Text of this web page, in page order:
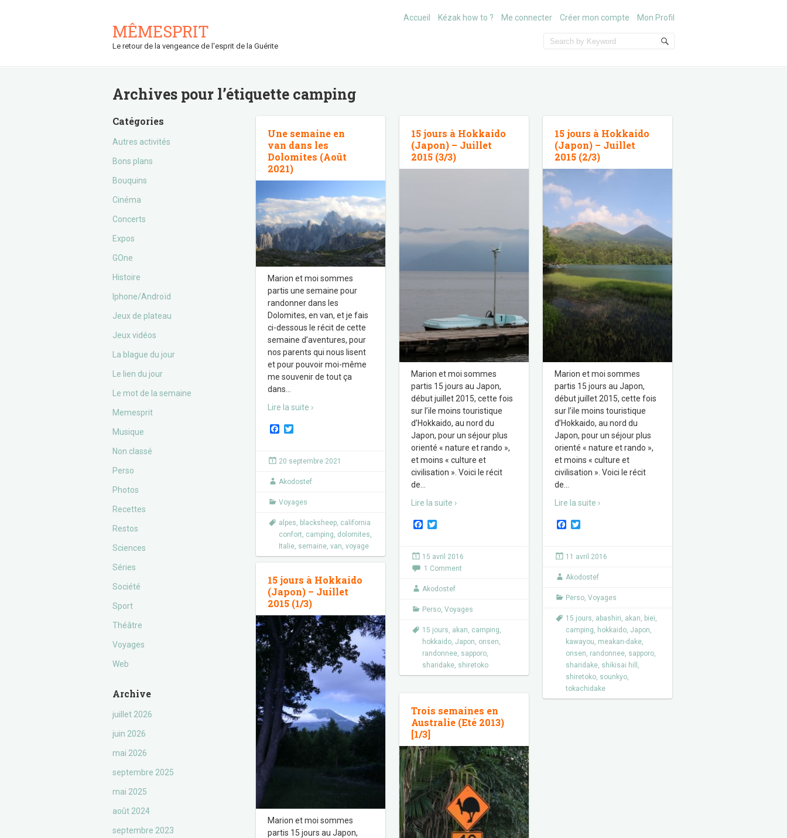
MÊMESPRIT
Le retour de la vengeance de l'esprit de la Guérite
Accueil Kézak how to ? Me connecter Créer mon compte Mon Profil
Archives pour l’étiquette camping
Catégories
Autres activités
Bons plans
Bouquins
Cinéma
Concerts
Expos
GOne
Histoire
Iphone/Androïd
Jeux de plateau
Jeux vidéos
La blague du jour
Le lien du jour
Le mot de la semaine
Memesprit
Musique
Non classé
Perso
Photos
Recettes
Restos
Sciences
Séries
Société
Sport
Théâtre
Voyages
Web
Archive
juillet 2026
juin 2026
mai 2026
septembre 2025
mai 2025
août 2024
septembre 2023
Une semaine en
van dans les
Dolomites (Août
2021)
Marion et moi sommes
partis une semaine pour
randonner dans les
Dolomites, en van, et je fais
ci-dessous le récit de cette
semaine d’aventures, pour
nos parents qui nous lisent
et pour pouvoir moi-même
me souvenir de tout ça
dans
Lire la suite ›
F
e
b
o
t
r
20 septembre 2021
Akodostef
Voyages
alpes, blacksheep, california
confort, camping, dolomites,
Italie, semaine, van, voyage
15 jours à Hokkaido
(Japon) – Juillet
2015 (3/3)
Marion et moi sommes
partis 15 jours au Japon,
début juillet 2015, cette fois
sur l’ile moins touristique
d’Hokkaido, au nord du
Japon, pour un séjour plus
orienté « nature et rando »,
et moins « culture et
civilisation ». Voici le récit
de
Lire la suite ›
F
e
b
o
k
t
e
15 avril 2016
1 Comment
Akodostef
Perso, Voyages
15 jours, akan, camping,
hokkaido, Japon, onsen,
randonnee, sapporo,
sharidake, shiretoko
15 jours à Hokkaido
(Japon) – Juillet
2015 (2/3)
Marion et moi sommes
partis 15 jours au Japon,
début juillet 2015, cette fois
sur l’ile moins touristique
d’Hokkaido, au nord du
Japon, pour un séjour plus
orienté « nature et rando »,
et moins « culture et
civilisation ». Voici le récit
de
Lire la suite ›
F
e
b
o
t
r
11 avril 2016
Akodostef
Perso, Voyages
15 jours, abashiri, akan, biei,
camping, hokkaido, Japon,
kawayou, meakan-dake,
onsen, randonnee, sapporo,
sharidake, shikisai hill ,
shiretoko, sounkyo,
tokachidake
15 jours à Hokkaido
(Japon) – Juillet
2015 (1/3)
Marion et moi sommes
partis 15 jours au Japon,
Trois semaines en
Australie (Eté 2013)
[1/3]